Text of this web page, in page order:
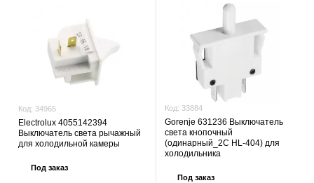
Код: 34965
Electrolux 4055142394
Выключатель света рычажный
для холодильной камеры
Под заказ
Код: 33884
Gorenje 631236 Выключатель
света кнопочный
(одинарный_2C HL-404) для
холодильника
Под заказ